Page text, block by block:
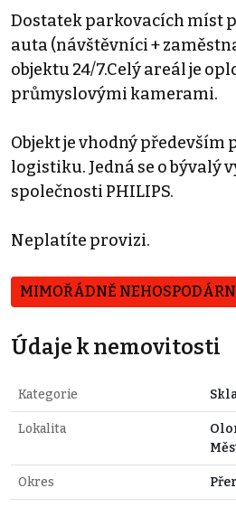
Dostatek parkovacích míst
auta (návštěvníci +
objektu 24/7.Celý areál je
průmyslovými kamerami.
Objekt je vhodný především
logistiku. Jedná se o bývalý
společnosti PHILIPS.
Neplatíte provizi.
MIMOŘÁDNĚ
Údaje k nemovitosti
Kategorie
Lokalita
Okres